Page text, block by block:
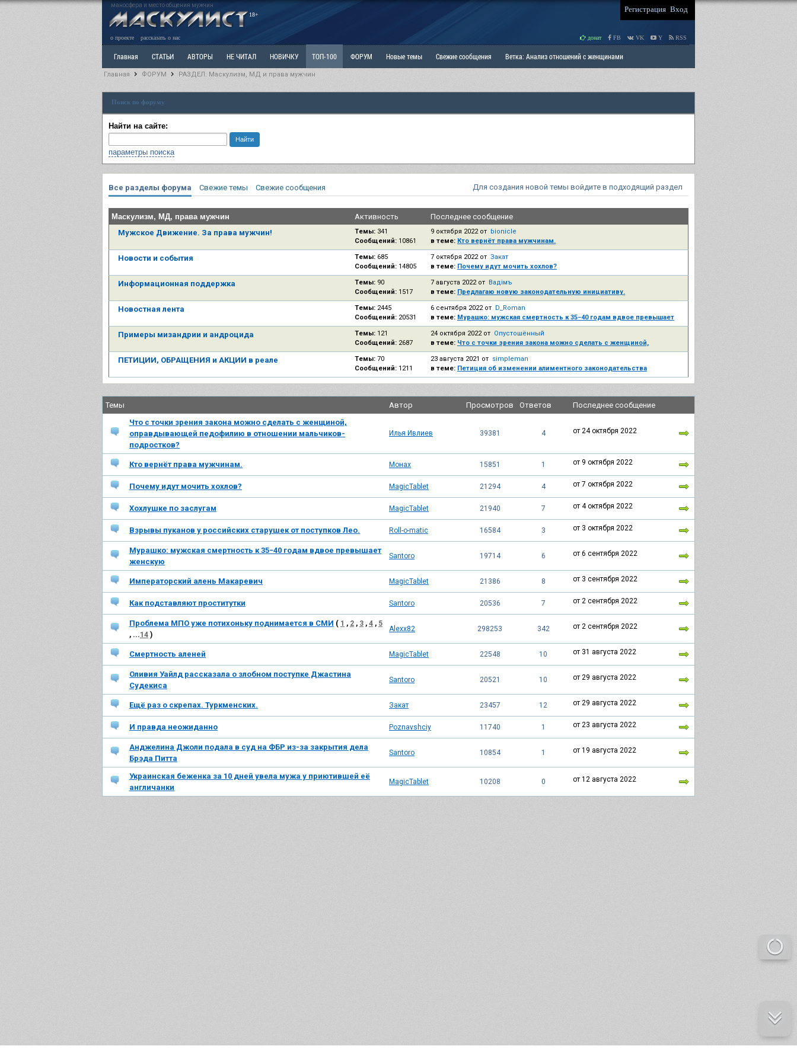
маносфера и место общения мужчин
18+
Регистрация Вход
о проекте рассказать о нас донат FB VK Y RSS
Главная СТАТЬИ АВТОРЫ НЕ ЧИТАЛ НОВИЧКУ ТОП-100 ФОРУМ Новые темы Свежие сообщения Ветка: Анализ отношений с женщинами
Ветка: Расстаюсь или Развожусь. САНЧАС Ветка: Наболевшее. Выскажись!
РАЗДЕЛ: Разное
Главная ФОРУМ РАЗДЕЛ: Маскулизм, МД и права мужчин
Поиск по форуму
Найти на сайте:
параметры поиска
Все разделы форума Свежие темы Свежие сообщения Для создания новой темы войдите в подходящий раздел
Маскулизм, МД, права мужчин Активность
Последнее сообщение
Мужское Движение. За права мужчин!
Темы: 341
Сообщений: 10861
9 октября 2022 от bionicle
в теме: Кто вернёт права мужчинам.
Новости и события Темы: 685
Сообщений: 14805
7 октября 2022 от Закат
в теме: Почему идут мочить хохлов?
Информационная поддержка Темы: 90
Сообщений: 1517
7 августа 2022 от Вадiмъ
в теме: Предлагаю новую законодательную инициативу.
Новостная лента Темы: 2445
Сообщений: 20531
6 сентября 2022 от D_Roman
в теме: Мурашко: мужская смертность к 35−40 годам вдвое превышает
женскую
Примеры мизандрии и андроцида Темы: 121
Сообщений: 2687
24 октября 2022 от Опустошённый
в теме: Что с точки зрения закона можно сделать с женщиной,
оправдывающей педофилию в отношении мальчиков-подростков?
ПЕТИЦИИ, ОБРАЩЕНИЯ и АКЦИИ в реале Темы: 70
Сообщений: 1211
23 августа 2021 от simpleman
в теме: Петиция об изменении алиментного законодательства
Темы Автор Просмотров Ответов
Последнее сообщение
Что с точки зрения закона можно сделать с женщиной,
оправдывающей педофилию в отношении мальчиков-
подростков?
Илья Ивлиев 39381 4 от 24 октября 2022
Кто вернёт права мужчинам. Монах 15851 1 от 9 октября 2022
Почему идут мочить хохлов? MagicTablet 21294 4 от 7 октября 2022
Хохлушке по заслугам MagicTablet 21940 7 от 4 октября 2022
Взрывы пуканов у российских старушек от поступков Лео. Roll-o-matic 16584 3 от 3 октября 2022
Мурашко: мужская смертность к 35−40 годам вдвое превышает
женскую
Santoro 19714 6 от 6 сентября 2022
Императорский алень Макаревич MagicTablet 21386 8 от 3 сентября 2022
Как подставляют проститутки Santoro 20536 7 от 2 сентября 2022
Проблема МПО уже потихоньку поднимается в СМИ ( 1 , 2 , 3 , 4 , 5
, ...14 )
Alexx82 298253 342 от 2 сентября 2022
Смертность аленей MagicTablet 22548 10 от 31 августа 2022
Оливия Уайлд рассказала о злобном поступке Джастина
Судекиса
Santoro 20521 10 от 29 августа 2022
Ещё раз о скрепах. Туркменских. Закат 23457 12 от 29 августа 2022
И правда неожиданно Poznavshciy 11740 1 от 23 августа 2022
Анджелина Джоли подала в суд на ФБР из-за закрытия дела
Брэда Питта
Santoro 10854 1 от 19 августа 2022
Украинская беженка за 10 дней увела мужа у приютившей её
англичанки
MagicTablet 10208 0 от 12 августа 2022